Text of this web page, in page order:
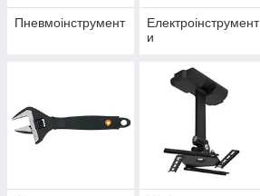
Пневмоінструмент
Електроінструмент
и